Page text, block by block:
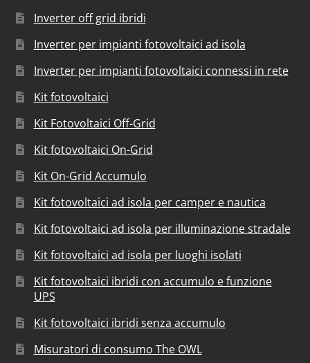
Inverter off grid ibridi
Inverter per impianti fotovoltaici ad isola
Inverter per impianti fotovoltaici connessi in rete
Kit fotovoltaici
Kit Fotovoltaici Off-Grid
Kit fotovoltaici On-Grid
Kit On-Grid Accumulo
Kit fotovoltaici ad isola per camper e nautica
Kit fotovoltaici ad isola per illuminazione stradale
Kit fotovoltaici ad isola per luoghi isolati
Kit fotovoltaici ibridi con accumulo e funzione
UPS
Kit fotovoltaici ibridi senza accumulo
Misuratori di consumo The OWL